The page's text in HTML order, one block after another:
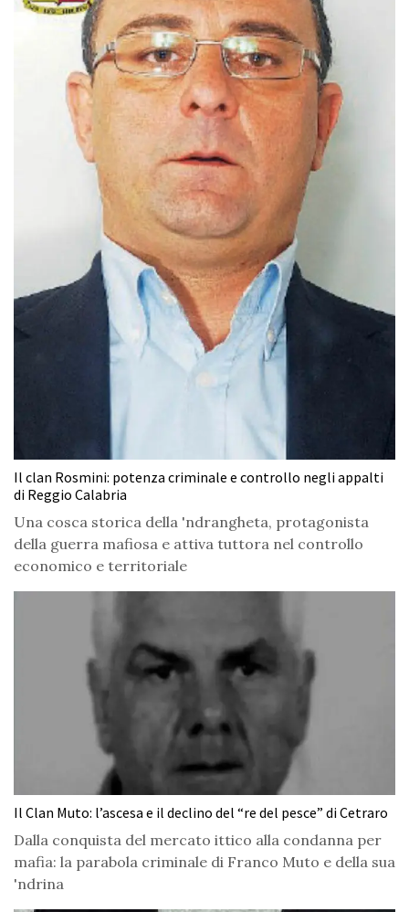
Il clan Rosmini: potenza criminale e controllo negli appalti
di Reggio Calabria
Una cosca storica della 'ndrangheta, protagonista
della guerra mafiosa e attiva tuttora nel controllo
economico e territoriale
Il Clan Muto: l’ascesa e il declino del “re del pesce” di Cetraro
Dalla conquista del mercato ittico alla condanna per
mafia: la parabola criminale di Franco Muto e della sua
'ndrina